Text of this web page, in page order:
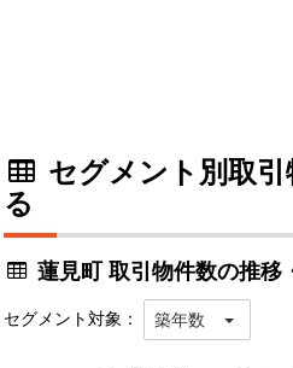
セグメント別取
る
蓮見町 取引物件数の推移
セグメント対象： 築年数